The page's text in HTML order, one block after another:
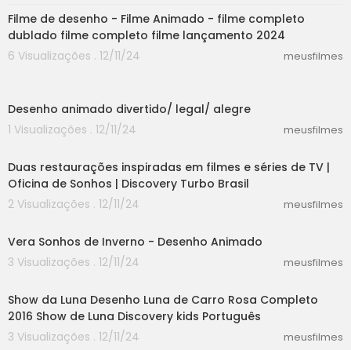
Filme de desenho - Filme Animado - filme completo
dublado filme completo filme lançamento 2024
6 Visualizações . 12/11/24
meusfilmes
Desenho animado divertido/ legal/ alegre
1 Visualizações . 12/11/24
meusfilmes
Duas restaurações inspiradas em filmes e séries de TV |
Oficina de Sonhos | Discovery Turbo Brasil
2 Visualizações . 12/11/24
meusfilmes
Vera Sonhos de Inverno - Desenho Animado
3 Visualizações . 12/11/24
meusfilmes
Show da Luna Desenho Luna de Carro Rosa Completo
2016 Show de Luna Discovery kids Português
3 Visualizações . 12/11/24
meusfilmes